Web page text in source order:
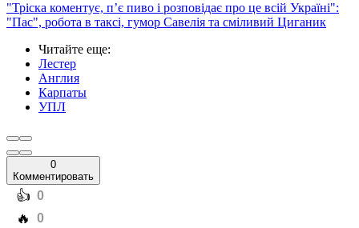
"Тріска коментує, п’є пиво і розповідає про це всій Україні":
"Пас", робота в таксі, гумор Савелія та сміливий Циганик
Читайте еще:
Лестер
Англия
Карпаты
УПЛ
0
Комментировать
️👍 0
️🔥 0